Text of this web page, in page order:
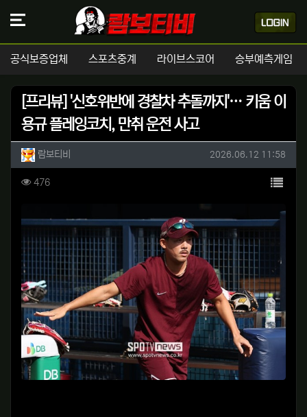
공식보증업체 스포츠중계 라이브스코어 승부예측게임
[프리뷰] '신호위반에 경찰차 추돌까지'… 키움 이
용규 플레잉코치, 만취 운전 사고
작성자 정보
람보티비 작성일
2026.06.12 11:58
컨텐츠 정보
476조회 목록